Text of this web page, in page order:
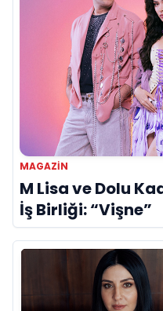
MAGAZIN
M Lisa ve Dolu
İş Birliği: “Vişne”